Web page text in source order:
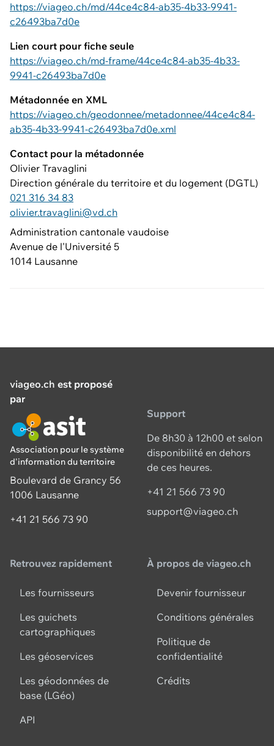
https://viageo.ch/md/44ce4c84-ab35-4b33-9941-
c26493ba7d0e
Lien court pour fiche seule
https://viageo.ch/md-frame/44ce4c84-ab35-4b33-
9941-c26493ba7d0e
Métadonnée en XML
https://viageo.ch/geodonnee/metadonnee/44ce4c84-
ab35-4b33-9941-c26493ba7d0e.xml
Contact pour la métadonnée
Olivier Travaglini
Direction générale du territoire et du logement (DGTL)
021 316 34 83
olivier.travaglini@vd.ch
Administration cantonale vaudoise
Avenue de l'Université 5
1014 Lausanne
viageo.ch est proposé
par
Association pour le système
d'information du territoire
Boulevard de Grancy 56
1006 Lausanne
+41 21 566 73 90
Support
De 8h30 à 12h00 et selon
disponibilité en dehors
de ces heures.
+41 21 566 73 90
support@viageo.ch
Retrouvez rapidement
Les fournisseurs
Les guichets
cartographiques
Les géoservices
Les géodonnées de
base (LGéo)
API
À propos de viageo.ch
Devenir fournisseur
Conditions générales
Politique de
confidentialité
Crédits